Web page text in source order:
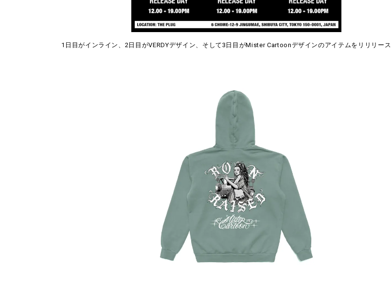
1日目がインライン、2日目がVERDYデザイン、そして3日目がMister Cartoonデザインのアイテムをリリリース